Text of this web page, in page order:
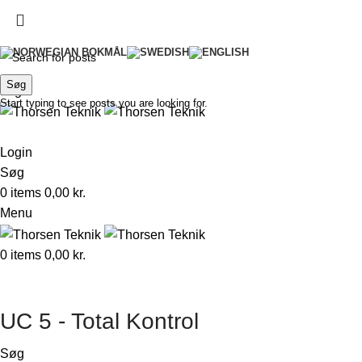
Login
Login
Søg
0 items 0,00 kr.
Menu
0 items 0,00 kr.
UC 5 - Total Kontrol
Søg
Søg
Start typing to see posts you are looking for.